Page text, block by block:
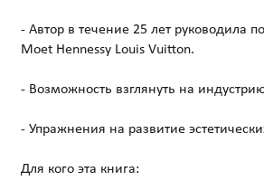
- Автор в течение 25 лет руководила
Moet Hennessy Louis Vuitton.
- Возможность взглянуть на
- Упражнения на развитие
Для кого эта книга: